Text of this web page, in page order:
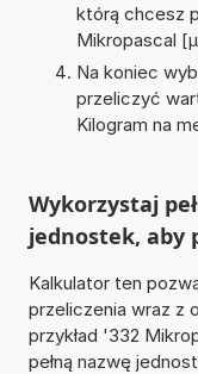
którą chcesz
Mikropascal
Na koniec
przeliczyć
Kilogram na
Wykorzystaj
jednostek, aby
Kalkulator ten
przeliczenia wraz z
przykład '332
pełną nazwę